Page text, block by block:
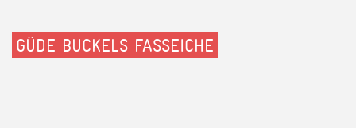
GÜDE BUCKELS FASSEICHE